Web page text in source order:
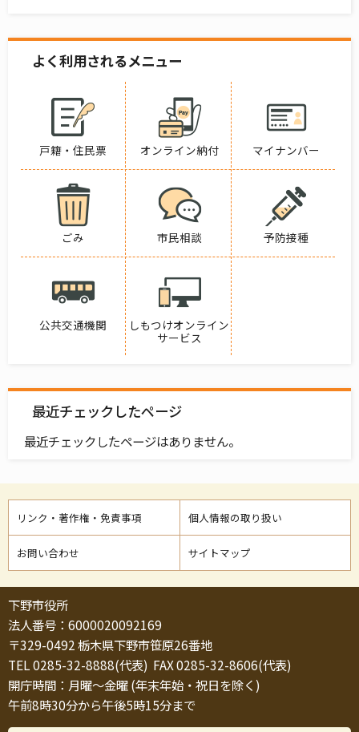
よく利用されるメニュー
戸籍・住民票 オンライン納付 マイナンバー
ごみ 市民相談 予防接種
公共交通機関
しもつけオンライン
サービス
最近チェックしたページ
最近チェックしたページはありません。
リンク・著作権・免責事項 個人情報の取り扱い
お問い合わせ サイトマップ
下野市役所
法人番号：6000020092169
〒329-0492 栃木県下野市笹原26番地
TEL 0285-32-8888(代表) FAX 0285-32-8606(代表)
開庁時間：月曜～金曜 (年末年始・祝日を除く)
午前8時30分から午後5時15分まで